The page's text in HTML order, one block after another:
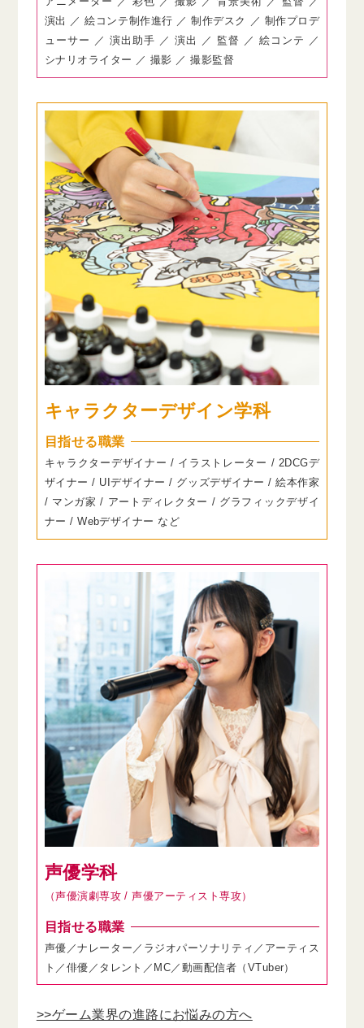
演出 ／ 絵コンテ制作進行 ／ 制作デスク ／ 制作プロデ
ューサー ／ 演出助手 ／ 演出 ／ 監督 ／ 絵コンテ ／
シナリオライター ／ 撮影 ／ 撮影監督
キャラクターデザイン学科
目指せる職業
キャラクターデザイナー / イラストレーター / 2DCGデ
ザイナー / UIデザイナー / グッズデザイナー / 絵本作家
/ マンガ家 / アートディレクター / グラフィックデザイ
ナー / Webデザイナー など
声優学科
（声優演劇専攻 / 声優アーティスト専攻）
目指せる職業
声優／ナレーター／ラジオパーソナリティ／アーティス
ト／俳優／タレント／MC／動画配信者（VTuber）
>>ゲーム業界の進路にお悩みの方へ